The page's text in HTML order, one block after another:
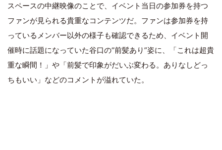
スペースの中継映像のことで、イベント当日の参加券を持つ
ファンが見られる貴重なコンテンツだ。ファンは参加券を持
っているメンバー以外の様子も確認できるため、イベント開
催時に話題になっていた谷口の“前髪あり”姿に、「これは超貴
重な瞬間！」や「前髪で印象がだいぶ変わる。ありなしどっ
ちもいい」などのコメントが溢れていた。